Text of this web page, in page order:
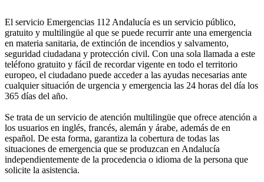
El servicio Emergencias 112 Andalucía es un servicio público,
gratuito y multilingüe al que se puede recurrir ante una emergencia
en materia sanitaria, de extinción de incendios y salvamento,
seguridad ciudadana y protección civil. Con una sola llamada a este
teléfono gratuito y fácil de recordar vigente en todo el territorio
europeo, el ciudadano puede acceder a las ayudas necesarias ante
cualquier situación de urgencia y emergencia las 24 horas del día los
365 días del año.
Se trata de un servicio de atención multilingüe que ofrece atención a
los usuarios en inglés, francés, alemán y árabe, además de en
español. De esta forma, garantiza la cobertura de todas las
situaciones de emergencia que se produzcan en Andalucía
independientemente de la procedencia o idioma de la persona que
solicite la asistencia.